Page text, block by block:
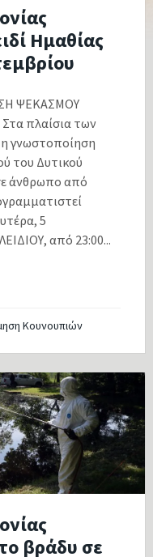
Ημαθίας
ΨΕΚΑΣΜΟΥ
πλαίσια των
γνωστοποίηση
του Δυτικού
άνθρωπο από
5
από 23:00...
Κουνουπιών
βράδυ σε